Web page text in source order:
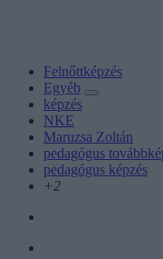
Felnőttképzés
Egyéb
képzés
NKE
Maruzsa Zoltán
pedagógus
pedagógus képzés
+2